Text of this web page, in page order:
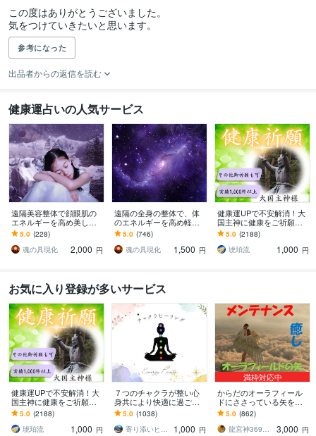
この度はありがとうございました。
気をつけていきたいと思います。
参考になった
出品者からの返信を読む
健康運占いの人気サービス
遠隔美容整体で顔眼肌の
エネルギーを高め美しく
します この遠隔のエネル
ギーで美しさを醸し出し
てください
5.0 (228)
魂の具現化
2,000 円
遠隔の全身の整体で、体
のエネルギーを高め軽く
します 遠隔の整体なのに
なぜか体が良い感じで
す！霊体レベルでの調整
5.0 (746)
魂の具現化
1,500 円
健康運UPで不安解消！大
国主神に健康をご祈願し
ます 長寿・厄除け・合
格・必勝・安産・子宝の
祈願あり。ご家族にも！
5.0 (2188)
琥珀流
1,000 円
お気に入り登録が多いサービス
健康運UPで不安解消！大
国主神に健康をご祈願し
ます 長寿・厄除け・合
格・必勝・安産・子宝の
祈願あり。ご家族にも！
5.0 (2188)
琥珀流
1,000 円
７つのチャクラが整い心
身共により快適に過ごせ
ます あなたのエネルギー
を浄化・修復・強化し、
軽やかな毎日へ
5.0 (1038)
寄り添いヒーラー＊haru
1,000 円
満枠対応中
からだのオーラフィール
ドにささっている矢を抜
きます メンテナンス！ス
トレス・心配・嫉妬から
の矢を抜かせて頂きます
5.0 (862)
龍宮神369叶龍大
3,000 円